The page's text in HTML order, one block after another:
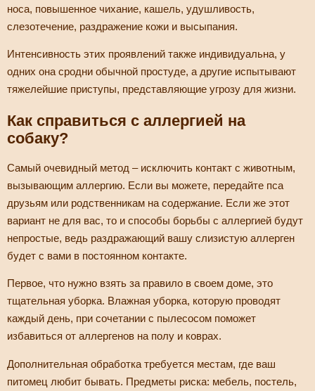
носа, повышенное чихание, кашель, удушливость,
слезотечение, раздражение кожи и высыпания.
Интенсивность этих проявлений также индивидуальна, у
одних она сродни обычной простуде, а другие испытывают
тяжелейшие приступы, представляющие угрозу для жизни.
Как справиться с аллергией на
собаку?
Самый очевидный метод – исключить контакт с животным,
вызывающим аллергию. Если вы можете, передайте пса
друзьям или родственникам на содержание. Если же этот
вариант не для вас, то и способы борьбы с аллергией будут
непростые, ведь раздражающий вашу слизистую аллерген
будет с вами в постоянном контакте.
Первое, что нужно взять за правило в своем доме, это
тщательная уборка. Влажная уборка, которую проводят
каждый день, при сочетании с пылесосом поможет
избавиться от аллергенов на полу и коврах.
Дополнительная обработка требуется местам, где ваш
питомец любит бывать. Предметы риска: мебель, постель,